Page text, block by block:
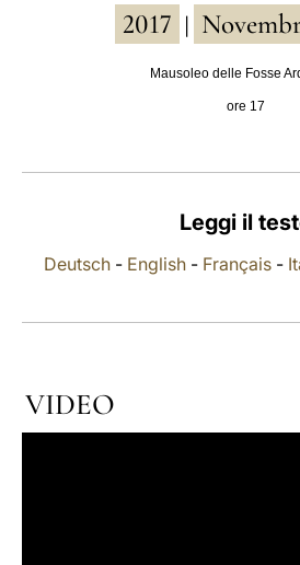
2017
Mausoleo delle Fosse
ore 17
Leggi il
Deutsch - English - Français -
VIDEO